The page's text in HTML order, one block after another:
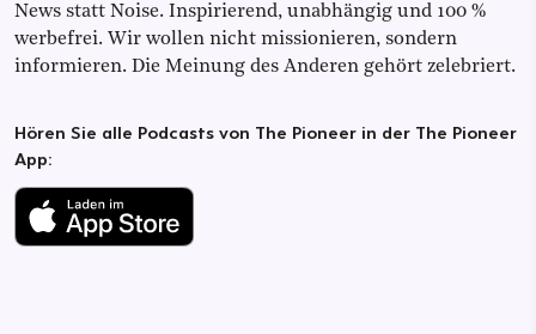
News statt Noise. Inspirierend, unabhängig und 100 %
werbefrei. Wir wollen nicht missionieren, sondern
informieren. Die Meinung des Anderen gehört zelebriert.
Hören Sie alle Podcasts von The Pioneer in der The Pioneer
App: